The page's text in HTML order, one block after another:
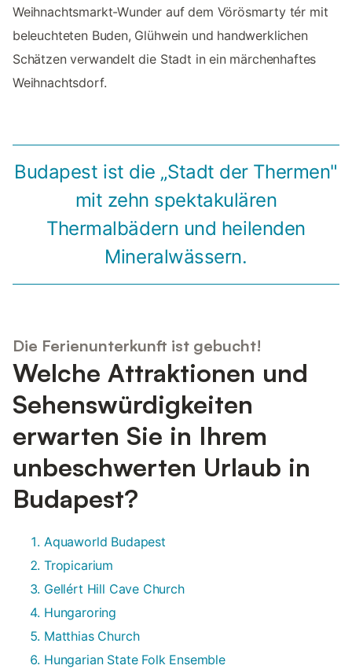
Weihnachtsmarkt-Wunder auf dem Vörösmarty tér mit
beleuchteten Buden, Glühwein und handwerklichen
Schätzen verwandelt die Stadt in ein märchenhaftes
Weihnachtsdorf.
Budapest ist die „Stadt der Thermen"
mit zehn spektakulären
Thermalbädern und heilenden
Mineralwässern.
Die Ferienunterkunft ist gebucht!
Welche Attraktionen und
Sehenswürdigkeiten
erwarten Sie in Ihrem
unbeschwerten Urlaub in
Budapest?
Aquaworld Budapest
Tropicarium
Gellért Hill Cave Church
Hungaroring
Matthias Church
Hungarian State Folk Ensemble